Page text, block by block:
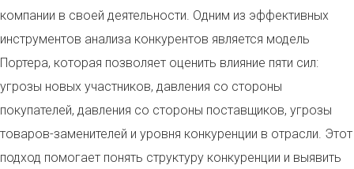
компании в своей деятельности. Одним из эффективных
инструментов анализа конкурентов является модель
Портера, которая позволяет оценить влияние пяти сил:
угрозы новых участников, давления со стороны
покупателей, давления со стороны поставщиков, угрозы
товаров-заменителей и уровня конкуренции в отрасли. Этот
подход помогает понять структуру конкуренции и выявить